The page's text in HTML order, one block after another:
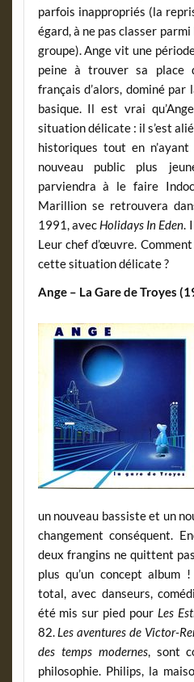
parfois inappropriés (la
égard, à ne pas classer
groupe). Ange vit une
peine à trouver sa place
français d’alors, dominé
basique. Il est vrai
situation délicate : il s’est
historiques tout en
nouveau public plus
parviendra à le faire
Marillion se retrouvera
1991, avec Holidays In Eden.
Leur chef d’œuvre.
cette situation délicate ?
Ange – La Gare de Troyes
un nouveau bassiste et un
changement conséquent.
deux frangins ne quittent
plus qu’un concept album
total, avec danseurs,
été mis sur pied pour Les
82. Les aventures de Victor-
des temps modernes, sont
philosophie. Philips, la